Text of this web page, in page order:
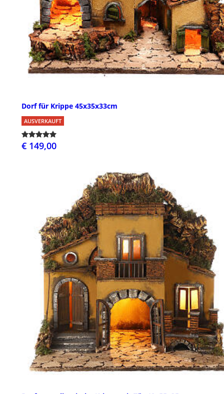
Dorf für Krippe 45x35x33cm
AUSVERKAUFT
€ 149,00